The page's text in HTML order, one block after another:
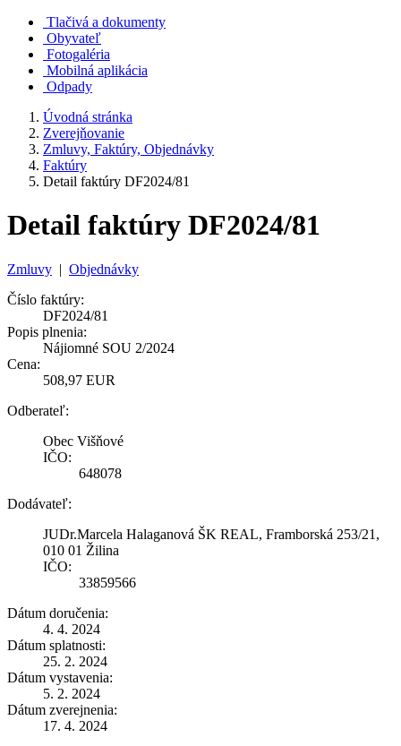
Tlačivá a dokumenty
Obyvateľ
Fotogaléria
Mobilná aplikácia
Odpady
Úvodná stránka
Zverejňovanie
Zmluvy, Faktúry, Objednávky
Faktúry
Detail faktúry DF2024/81
Detail faktúry DF2024/81
Zmluvy | Objednávky
Číslo faktúry:
DF2024/81
Popis plnenia:
Nájiomné SOU 2/2024
Cena:
508,97 EUR
Odberateľ:
Obec Višňové
IČO:
648078
Dodávateľ:
JUDr.Marcela Halaganová ŠK REAL, Framborská 253/21,
010 01 Žilina
IČO:
33859566
Dátum doručenia:
4. 4. 2024
Dátum splatnosti:
25. 2. 2024
Dátum vystavenia:
5. 2. 2024
Dátum zverejnenia:
17. 4. 2024